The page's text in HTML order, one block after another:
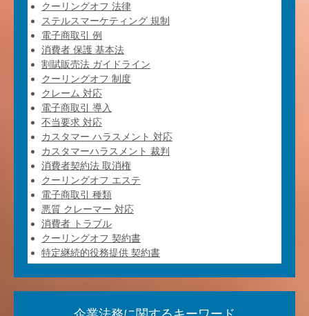
クーリングオフ 法律
ステルスマーケティング 規制
電子商取引 例
消費者 保護 基本法
割賦販売法 ガイドライン
クーリングオフ 制度
クレーム 対応
電子商取引 導入
不当要求 対応
カスタマー ハラスメント 対応
カスタマーハラスメント 裁判
消費者契約法 取消権
クーリングオフ エステ
電子商取引 種類
悪質 クレーマー 対応
消費者 トラブル
クーリングオフ 契約書
特定継続的役務提供 契約書